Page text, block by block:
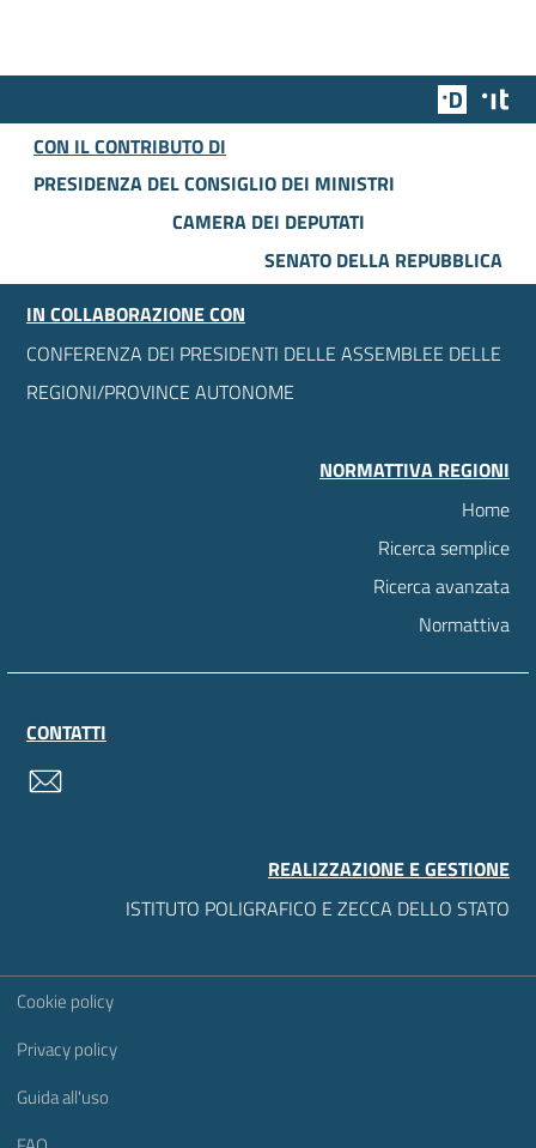
Team
CON IL CONTRIBUTO DI
PRESIDENZA DEL CONSIGLIO DEI MINISTRI
CAMERA DEI DEPUTATI
SENATO DELLA REPUBBLICA
IN COLLABORAZIONE CON
CONFERENZA DEI PRESIDENTI DELLE ASSEMBLEE DELLE
REGIONI/PROVINCE AUTONOME
NORMATTIVA REGIONI
Home
Ricerca semplice
Ricerca avanzata
Normattiva
CONTATTI
REALIZZAZIONE E GESTIONE
ISTITUTO POLIGRAFICO E ZECCA DELLO STATO
Sezione Link Utili
Cookie policy
Privacy policy
Guida all'uso